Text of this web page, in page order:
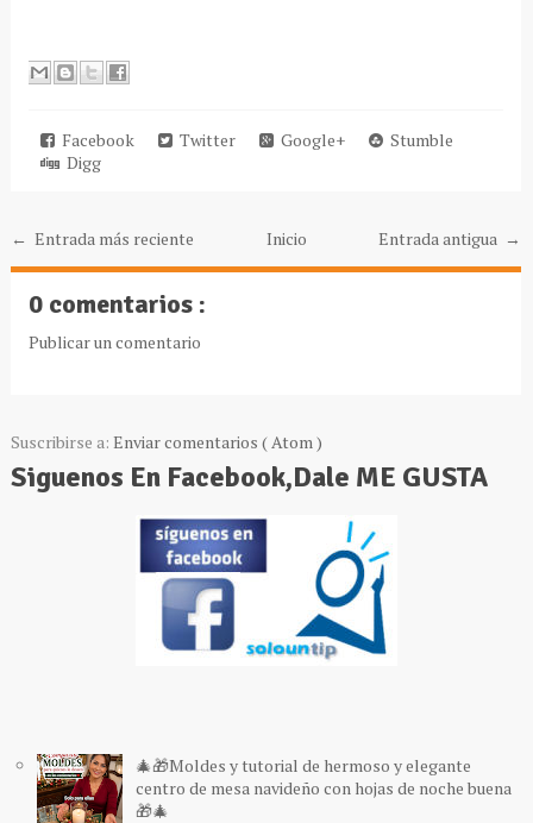
Facebook Twitter Google+
Stumble
Digg
← Entrada más reciente Entrada antigua →
Inicio
0 comentarios :
Publicar un comentario
Suscribirse a: Enviar comentarios ( Atom )
Siguenos En Facebook,Dale ME GUSTA
🎄🎁Moldes y tutorial de hermoso y elegante
centro de mesa navideño con hojas de noche buena
🎁🎄